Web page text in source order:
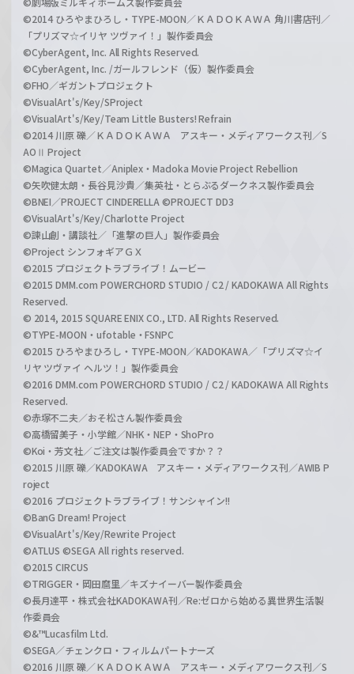
©2014 ひろやまひろし・TYPE-MOON／ＫＡＤＯＫＡＷＡ 角川書店刊／
「プリズマ☆イリヤ ツヴァイ！」製作委員会
©CyberAgent, Inc. All Rights Reserved.
©CyberAgent, Inc. /ガールフレンド（仮）製作委員会
©FHO／ギガントプロジェクト
©VisualArt's/Key/SProject
©VisualArt's/Key/Team Little Busters! Refrain
©2014 川原 礫／ＫＡＤＯＫＡＷＡ アスキー・メディアワークス刊／S
AOⅡ Project
©Magica Quartet／Aniplex・Madoka Movie Project Rebellion
©矢吹健太朗・長谷見沙貴／集英社・とらぶるダークネス製作委員会
©BNEI／PROJECT CINDERELLA ©PROJECT DD3
©VisualArt's/Key/Charlotte Project
©諫山創・講談社／「進撃の巨人」製作委員会
©Project シンフォギアＧＸ
©2015 プロジェクトラブライブ！ムービー
©2015 DMM.com POWERCHORD STUDIO / C2 / KADOKAWA All Rights
Reserved.
© 2014, 2015 SQUARE ENIX CO., LTD. All Rights Reserved.
©TYPE-MOON・ufotable・FSNPC
©2015 ひろやまひろし・TYPE-MOON／KADOKAWA／「プリズマ☆イ
リヤ ツヴァイ ヘルツ！」製作委員会
©2016 DMM.com POWERCHORD STUDIO / C2 / KADOKAWA All Rights
Reserved.
©赤塚不二夫／おそ松さん製作委員会
©高橋留美子・小学館／NHK・NEP・ShoPro
©Koi・芳文社／ご注文は製作委員会ですか？？
©2015 川原 礫／KADOKAWA アスキー・メディアワークス刊／AWIB P
roject
©2016 プロジェクトラブライブ！サンシャイン!!
©BanG Dream! Project
©VisualArt's/Key/Rewrite Project
©ATLUS ©SEGA All rights reserved.
©2015 CIRCUS
©TRIGGER・岡田麿里／キズナイーバー製作委員会
©長月達平・株式会社KADOKAWA刊／Re:ゼロから始める異世界生活製
作委員会
©&™Lucasfilm Ltd.
©SEGA／チェンクロ・フィルムパートナーズ
©2016 川原 礫／ＫＡＤＯＫＡＷＡ アスキー・メディアワークス刊／S